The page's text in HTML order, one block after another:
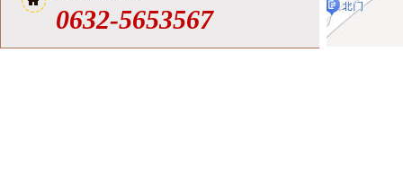
0632-5653567